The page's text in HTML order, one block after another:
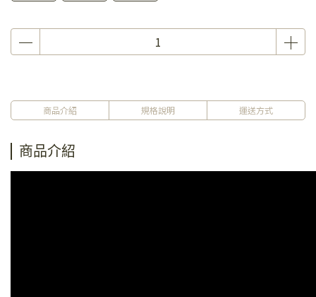
商品介紹 規格說明 運送方式
商品介紹